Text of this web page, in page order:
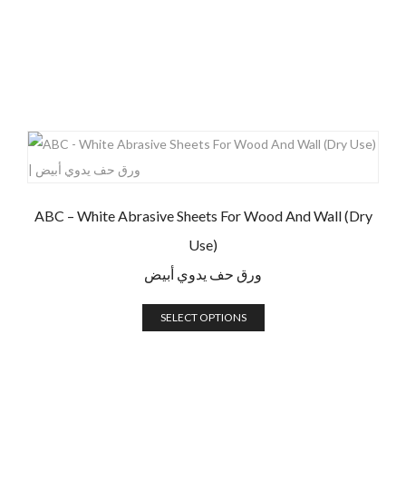
ABC – White Abrasive Sheets For Wood And Wall (Dry
Use)
ورق حف يدوي أبيض
SELECT OPTIONS